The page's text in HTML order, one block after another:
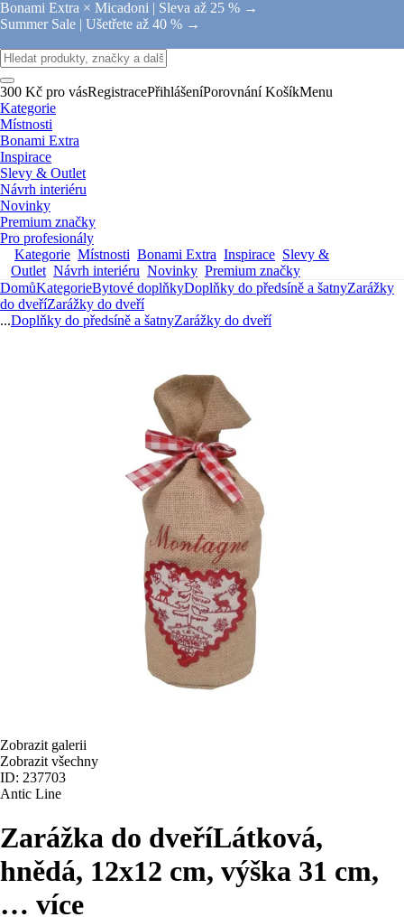
Bonami Extra × Micadoni | Sleva až 25 % →
Summer Sale | Ušetřete až 40 % →
300 Kč pro vásRegistracePřihlášeníPorovnání KošíkMenu
Kategorie
Místnosti
Bonami Extra
Inspirace
Slevy & Outlet
Návrh interiéru
Novinky
Premium značky
Pro profesionály
Kategorie Místnosti Bonami Extra Inspirace Slevy &
Outlet Návrh interiéru Novinky Premium značky
DomůKategorieBytové doplňkyDoplňky do předsíně a šatnyZarážky
do dveříZarážky do dveří
...Doplňky do předsíně a šatnyZarážky do dveří
Zobrazit galerii
Zobrazit všechny
ID: 237703
Antic Line
Zarážka do dveříLátková,
hnědá, 12x12 cm, výška 31 cm,
… více